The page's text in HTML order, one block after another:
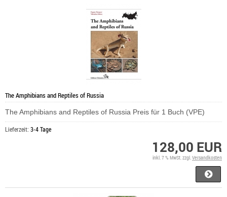
The Amphibians and Reptiles of Russia
The Amphibians and Reptiles of Russia Preis für 1 Buch (VPE)
Lieferzeit: 3-4 Tage
128,00 EUR
inkl. 7 % MwSt. zzgl. Versandkosten